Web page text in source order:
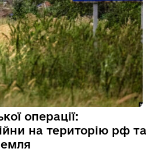
операції:
на територію рф та